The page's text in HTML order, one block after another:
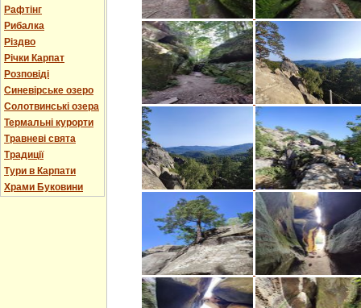
Рафтінг
Рибалка
Різдво
Річки Карпат
Розповіді
Синевірське озеро
Солотвинські озера
Термальні курорти
Травневі свята
Традиції
Тури в Карпати
Храми Буковини